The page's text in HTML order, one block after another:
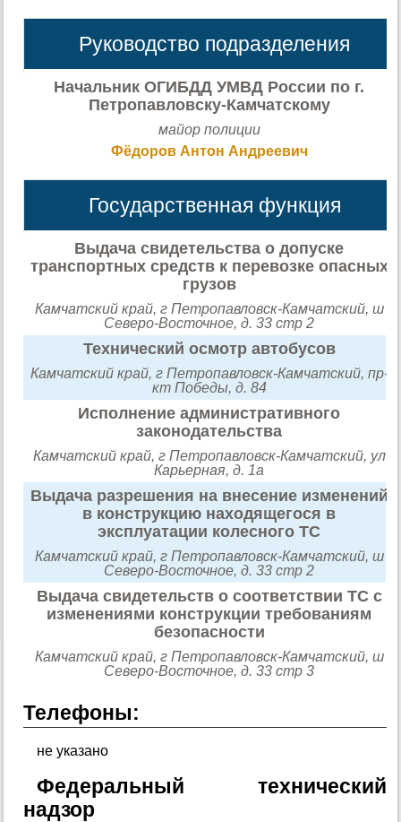
Руководство подразделения
Начальник ОГИБДД УМВД России по г.
Петропавловску-Камчатскому
майор полиции
Фёдоров Антон Андреевич
Государственная функция
Выдача свидетельства о допуске
транспортных средств к перевозке опасных
грузов
Камчатский край, г Петропавловск-Камчатский, ш
Северо-Восточное, д. 33 стр 2
Технический осмотр автобусов
Камчатский край, г Петропавловск-Камчатский, пр-
кт Победы, д. 84
Исполнение административного
законодательства
Камчатский край, г Петропавловск-Камчатский, ул
Карьерная, д. 1а
Выдача разрешения на внесение изменений
в конструкцию находящегося в
эксплуатации колесного ТС
Камчатский край, г Петропавловск-Камчатский, ш
Северо-Восточное, д. 33 стр 2
Выдача свидетельств о соответствии ТС с
изменениями конструкции требованиям
безопасности
Камчатский край, г Петропавловск-Камчатский, ш
Северо-Восточное, д. 33 стр 3
Телефоны:
не указано
Федеральный технический
надзор